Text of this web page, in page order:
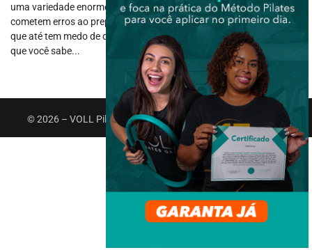
uma variedade enorme de exercícios, mas mesmo assim muitos
cometem erros ao preparar uma aula usando as fitas. Tem gente
que até tem medo de dar uma aula usando somente as fitas. Será
que você sabe...
© 2026 – VOLL Pilates Group. Todos os direitos reservados.